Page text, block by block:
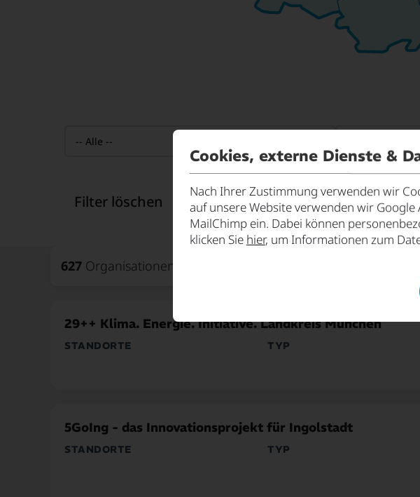
Filter löschen
627 Organisationen gefunden
29++ Klima. Energie. Initiative. Landkreis München
STANDORTE TYP
5GoIng - das Innovationsprojekt für Ingolstadt
STANDORTE TYP
Cookies, externe Dienste &
Nach Ihrer Zustimmung verwenden wir
auf unsere Website verwenden wir
MailChimp ein. Dabei können
klicken Sie hier, um Informationen zum